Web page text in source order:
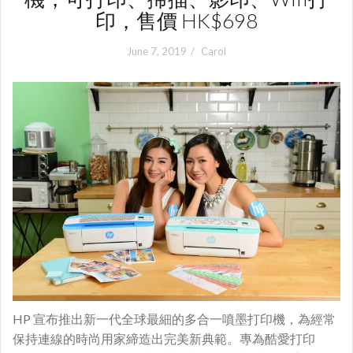
印，售價 HK$698
June 7, 2019 Carol
HP 宣布推出新一代全球最細的多合一噴墨打印機，為經常
保持連線的時尚用家締造出完美新典範。專為酷愛打印